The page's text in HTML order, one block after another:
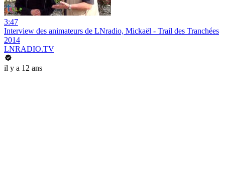
3:47
Interview des animateurs de LNradio, Mickaël - Trail des Tranchées
2014
LNRADIO.TV
il y a 12 ans